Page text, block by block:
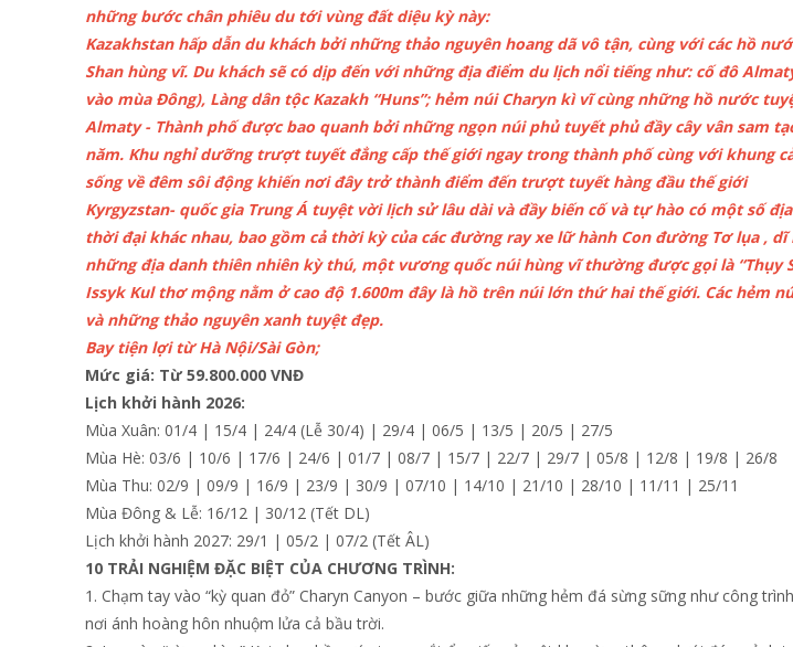
những bước chân phiêu du tới vùng đất diệu kỳ này:
Kazakhstan hấp dẫn du khách bởi những thảo nguyên hoang dã vô tận, cùng với các hồ
Shan hùng vĩ. Du khách sẽ có dịp đến với những địa điểm du lịch nổi tiếng như: cố đô
vào mùa Đông), Làng dân tộc Kazakh “Huns”; hẻm núi Charyn kì vĩ cùng những hồ nước
Almaty - Thành phố được bao quanh bởi những ngọn núi phủ tuyết phủ đầy cây vân sam
năm. Khu nghỉ dưỡng trượt tuyết đẳng cấp thế giới ngay trong thành phố cùng với khung
sống về đêm sôi động khiến nơi đây trở thành điểm đến trượt tuyết hàng đầu thế giới
Kyrgyzstan- quốc gia Trung Á tuyệt vời lịch sử lâu dài và đầy biến cố và tự hào có một số
thời đại khác nhau, bao gồm cả thời kỳ của các đường ray xe lữ hành Con đường Tơ lụa ,
những địa danh thiên nhiên kỳ thú, một vương quốc núi hùng vĩ thường được gọi là “Thụy
Issyk Kul thơ mộng nằm ở cao độ 1.600m đây là hồ trên núi lớn thứ hai thế giới. Các hẻm
và những thảo nguyên xanh tuyệt đẹp.
Bay tiện lợi từ Hà Nội/Sài Gòn;
Mức giá: Từ 59.800.000 VNĐ
Lịch khởi hành 2026:
Mùa Xuân: 01/4 | 15/4 | 24/4 (Lễ 30/4) | 29/4 | 06/5 | 13/5 | 20/5 | 27/5
Mùa Hè: 03/6 | 10/6 | 17/6 | 24/6 | 01/7 | 08/7 | 15/7 | 22/7 | 29/7 | 05/8 | 12/8 | 19/8 | 26/8
Mùa Thu: 02/9 | 09/9 | 16/9 | 23/9 | 30/9 | 07/10 | 14/10 | 21/10 | 28/10 | 11/11 | 25/11
Mùa Đông & Lễ: 16/12 | 30/12 (Tết DL)
Lịch khởi hành 2027: 29/1 | 05/2 | 07/2 (Tết ÂL)
10 TRẢI NGHIỆM ĐẶC BIỆT CỦA CHƯƠNG TRÌNH:
1. Chạm tay vào “kỳ quan đỏ” Charyn Canyon – bước giữa những hẻm đá sừng sững như công
nơi ánh hoàng hôn nhuộm lửa cả bầu trời.